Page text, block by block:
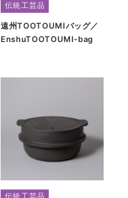
伝統工芸品
遠州TOOTOUMIバッグ／
EnshuTOOTOUMI-bag
伝統工芸品